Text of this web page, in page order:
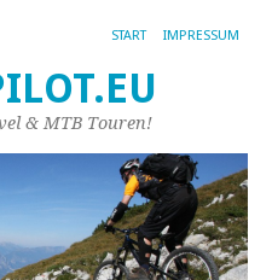
START IMPRESSUM
& MTB Touren!